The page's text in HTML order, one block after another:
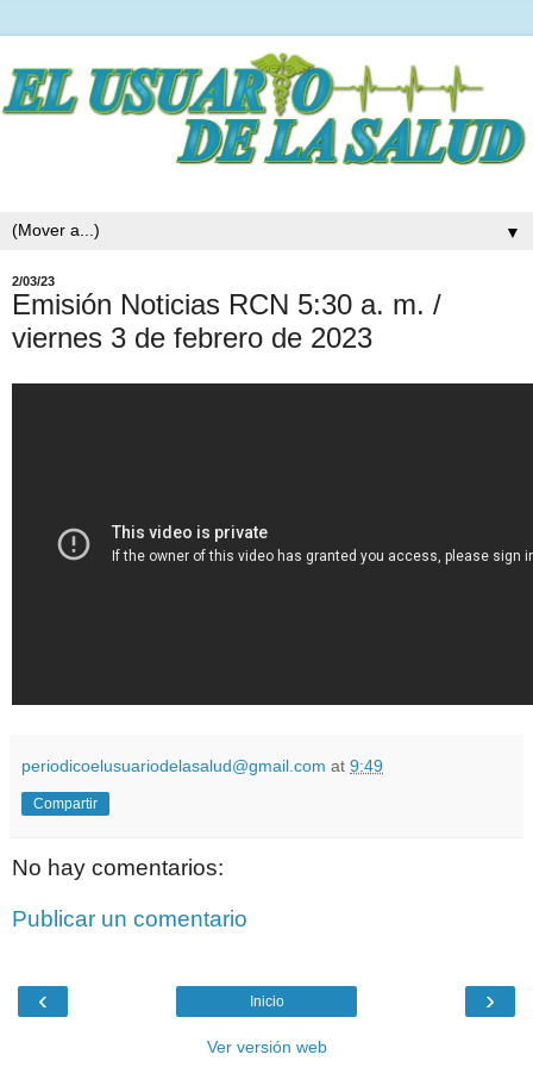
▼
2/03/23
Emisión Noticias RCN 5:30 a. m. /
viernes 3 de febrero de 2023
periodicoelusuariodelasalud@gmail.com at 9:49
Compartir
No hay comentarios:
Publicar un comentario
‹ ›
Inicio
Ver versión web